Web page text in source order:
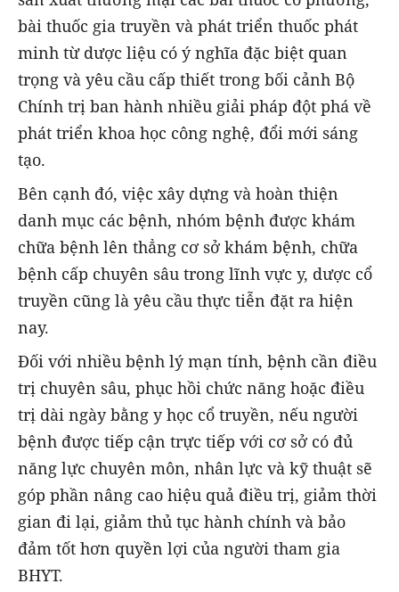
bài thuốc gia truyền và phát triển thuốc phát
minh từ dược liệu có ý nghĩa đặc biệt quan
trọng và yêu cầu cấp thiết trong bối cảnh Bộ
Chính trị ban hành nhiều giải pháp đột phá về
phát triển khoa học công nghệ, đổi mới sáng
tạo.
Bên cạnh đó, việc xây dựng và hoàn thiện
danh mục các bệnh, nhóm bệnh được khám
chữa bệnh lên thẳng cơ sở khám bệnh, chữa
bệnh cấp chuyên sâu trong lĩnh vực y, dược cổ
truyền cũng là yêu cầu thực tiễn đặt ra hiện
nay.
Đối với nhiều bệnh lý mạn tính, bệnh cần điều
trị chuyên sâu, phục hồi chức năng hoặc điều
trị dài ngày bằng y học cổ truyền, nếu người
bệnh được tiếp cận trực tiếp với cơ sở có đủ
năng lực chuyên môn, nhân lực và kỹ thuật sẽ
góp phần nâng cao hiệu quả điều trị, giảm thời
gian đi lại, giảm thủ tục hành chính và bảo
đảm tốt hơn quyền lợi của người tham gia
BHYT.